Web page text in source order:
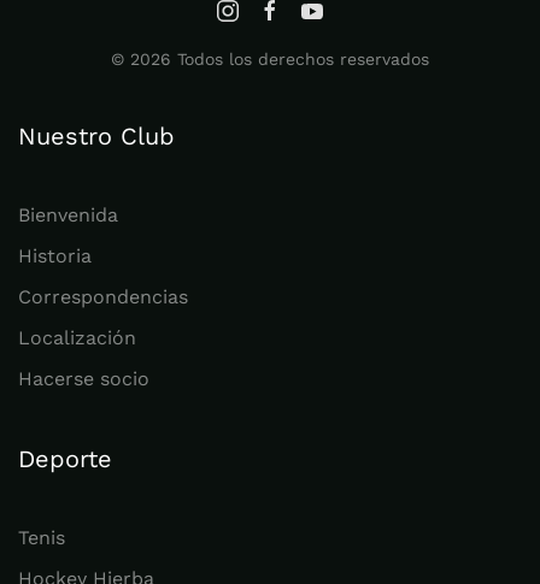
© 2026 Todos los derechos reservados
Nuestro Club
Bienvenida
Historia
Correspondencias
Localización
Hacerse socio
Deporte
Tenis
Hockey Hierba